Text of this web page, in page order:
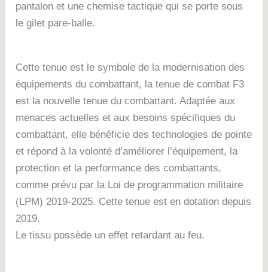
pantalon et une chemise tactique qui se porte sous
le gilet pare-balle.
Cette tenue est le symbole de la modernisation des
équipements du combattant, la tenue de combat F3
est la nouvelle tenue du combattant. Adaptée aux
menaces actuelles et aux besoins spécifiques du
combattant, elle bénéficie des technologies de pointe
et répond à la volonté d’améliorer l’équipement, la
protection et la performance des combattants,
comme prévu par la Loi de programmation militaire
(LPM) 2019-2025. Cette tenue est en dotation depuis
2019.
Le tissu possède un effet retardant au feu.